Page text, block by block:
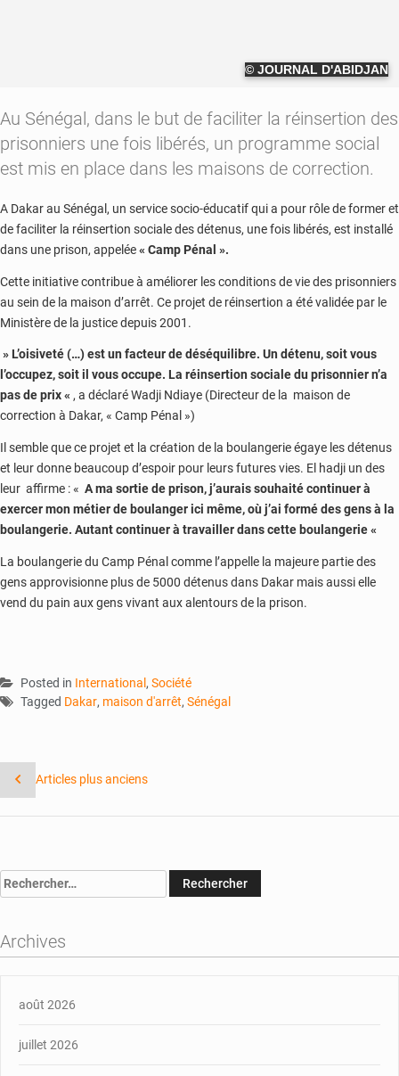
© JOURNAL D'ABIDJAN
Au Sénégal, dans le but de faciliter la réinsertion des
prisonniers une fois libérés, un programme social
est mis en place dans les maisons de correction.
A Dakar au Sénégal, un service socio-éducatif qui a pour rôle de former et
de faciliter la réinsertion sociale des détenus, une fois libérés, est installé
dans une prison, appelée« Camp Pénal ».
Cette initiative contribue à améliorer les conditions de vie des prisonniers
au sein de la maison d’arrêt. Ce projet de réinsertion a été validée par le
Ministère de la justice depuis 2001.
» L’oisiveté (…) est un facteur de déséquilibre. Un détenu, soit vous
l’occupez, soit il vous occupe. La réinsertion sociale du prisonnier n’a
pas de prix « , a déclaré Wadji Ndiaye (Directeur de la maison de
correction à Dakar, « Camp Pénal »)
Il semble que ce projet et la création de la boulangerie égaye les détenus
et leur donne beaucoup d’espoir pour leurs futures vies. El hadji un des
leur affirme : « A ma sortie de prison, j’aurais souhaité continuer à
exercer mon métier de boulanger ici même, où j’ai formé des gens à la
boulangerie. Autant continuer à travailler dans cette boulangerie «
La boulangerie du Camp Pénal comme l’appelle la majeure partie des
gens approvisionne plus de 5000 détenus dans Dakar mais aussi elle
vend du pain aux gens vivant aux alentours de la prison.
Posted in International , Société
Tagged Dakar, maison d'arrêt, Sénégal
Navigation
des
articles
Articles plus anciens
Rechercher :
Archives
août 2026
juillet 2026